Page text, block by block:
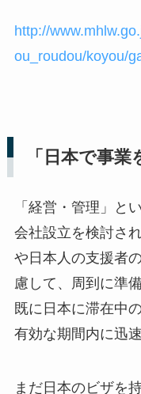
http://
ou_roudou/koyou/
「日本で事業
「経営・管理」と
会社設立を検討さ
や日本人の支援者
慮して、周到に準
既に日本に滞在中
有効な期間内に迅
まだ日本のビザを